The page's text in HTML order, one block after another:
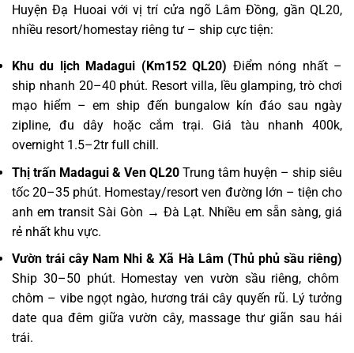
Huyện Đạ Huoai với vị trí cửa ngõ Lâm Đồng, gần QL20,
nhiều resort/homestay riêng tư – ship cực tiện:
Khu du lịch Madagui (Km152 QL20) Điểm nóng nhất –
ship nhanh 20–40 phút. Resort villa, lều glamping, trò chơi
mạo hiểm – em ship đến bungalow kín đáo sau ngày
zipline, đu dây hoặc cắm trại. Giá tàu nhanh 400k,
overnight 1.5–2tr full chill.
Thị trấn Madagui & Ven QL20 Trung tâm huyện – ship siêu
tốc 20–35 phút. Homestay/resort ven đường lớn – tiện cho
anh em transit Sài Gòn → Đà Lạt. Nhiều em sẵn sàng, giá
rẻ nhất khu vực.
Vườn trái cây Nam Nhi & Xã Hà Lâm (Thủ phủ sầu riêng)
Ship 30–50 phút. Homestay ven vườn sầu riêng, chôm
chôm – vibe ngọt ngào, hương trái cây quyến rũ. Lý tưởng
date qua đêm giữa vườn cây, massage thư giãn sau hái
trái.